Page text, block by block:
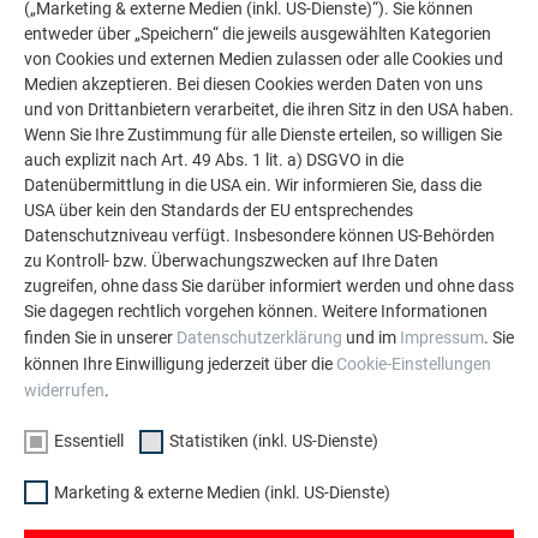
LASSEN SIE SICH INSPIRIEREN
WEITERE OBJEKTE
Die PREFA Referenzgalerie zeigt, wie vielseitig
Aluminium eingesetzt werden kann. Entdecken Sie
weitere beeindruckende Projekte mit den langlebigen
PREFA Aluminiumlösungen für Dach, Solar und
Fassade.
MEHR REFERENZEN ANSEHEN
(„Marketing & externe Medien (inkl. US-Dienste)“). Sie können
entweder über „Speichern“ die jeweils ausgewählten Kategorien
von Cookies und externen Medien zulassen oder alle Cookies und
Medien akzeptieren. Bei diesen Cookies werden Daten von uns
und von Drittanbietern verarbeitet, die ihren Sitz in den USA haben.
Wenn Sie Ihre Zustimmung für alle Dienste erteilen, so willigen Sie
auch explizit nach Art. 49 Abs. 1 lit. a) DSGVO in die
Datenübermittlung in die USA ein. Wir informieren Sie, dass die
USA über kein den Standards der EU entsprechendes
Datenschutzniveau verfügt. Insbesondere können US-Behörden
zu Kontroll- bzw. Überwachungszwecken auf Ihre Daten
zugreifen, ohne dass Sie darüber informiert werden und ohne dass
Sie dagegen rechtlich vorgehen können. Weitere Informationen
finden Sie in unserer Datenschutzerklärung und im Impressum. Sie
können Ihre Einwilligung jederzeit über die Cookie-Einstellungen
widerrufen.
Essentiell Statistiken (inkl. US-Dienste)
Marketing & externe Medien (inkl. US-Dienste)